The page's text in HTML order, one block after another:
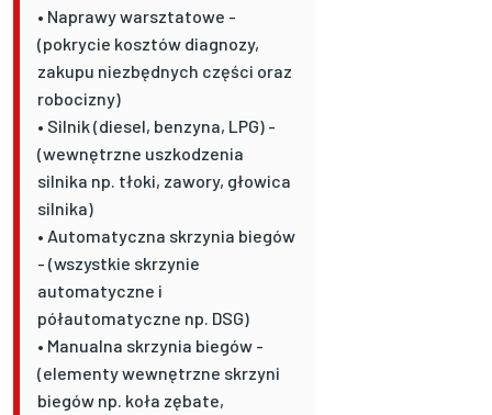
• Naprawy warsztatowe -
(pokrycie kosztów diagnozy,
zakupu niezbędnych części oraz
robocizny)
• Silnik (diesel, benzyna, LPG) -
(wewnętrzne uszkodzenia
silnika np. tłoki, zawory, głowica
silnika)
• Automatyczna skrzynia biegów
- (wszystkie skrzynie
automatyczne i
półautomatyczne np. DSG)
• Manualna skrzynia biegów -
(elementy wewnętrzne skrzyni
biegów np. koła zębate,